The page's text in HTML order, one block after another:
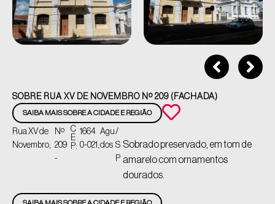
SOBRE RUA XV DE NOVEMBRO Nº 209 (FACHADA)
SAIBA MAIS SOBRE A CIDADE E REGIÃO
Rua XV de
Novembro,
Nº
209
-
C
E
P:
1664
0-021,
Agu
dos
/
S
P
Sobrado preservado, em tom de
amarelo com ornamentos
dourados.
SAIBA MAIS SOBRE A CIDADE E REGIÃO